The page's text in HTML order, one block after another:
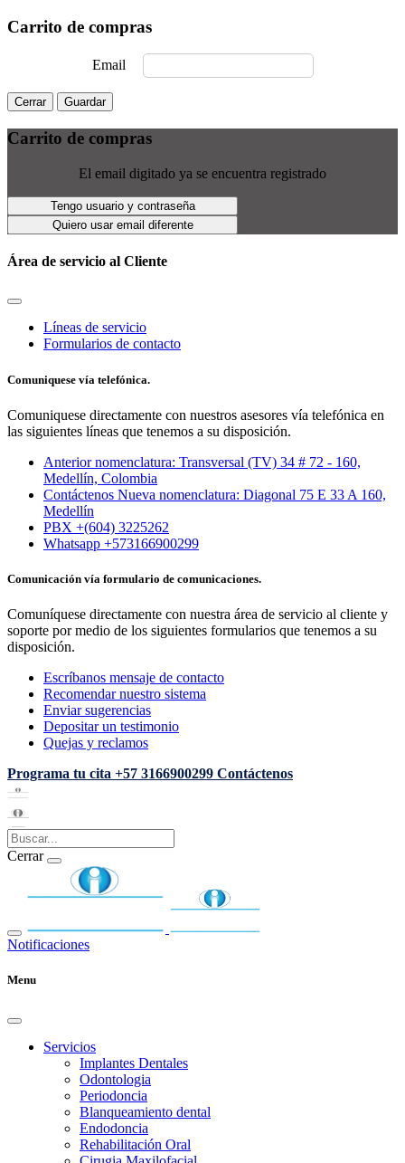
Carrito de compras
Email
Cerrar Guardar
Carrito de compras
El email digitado ya se encuentra registrado
Tengo usuario y contraseña
Quiero usar email diferente
Área de servicio al Cliente
Líneas de servicio
Formularios de contacto
Comuniquese vía telefónica.
Comuniquese directamente con nuestros asesores vía telefónica en
las siguientes líneas que tenemos a su disposición.
Anterior nomenclatura: Transversal (TV) 34 # 72 - 160,
Medellín, Colombia
Contáctenos Nueva nomenclatura: Diagonal 75 E 33 A 160,
Medellín
PBX +(604) 3225262
Whatsapp +573166900299
Comunicación vía formulario de comunicaciones.
Comuníquese directamente con nuestra área de servicio al cliente y
soporte por medio de los siguientes formularios que tenemos a su
disposición.
Escríbanos mensaje de contacto
Recomendar nuestro sistema
Enviar sugerencias
Depositar un testimonio
Quejas y reclamos
Programa tu cita +57 3166900299 Contáctenos
Cerrar
Notificaciones
Menu
Servicios
Implantes Dentales
Odontologia
Periodoncia
Blanqueamiento dental
Endodoncia
Rehabilitación Oral